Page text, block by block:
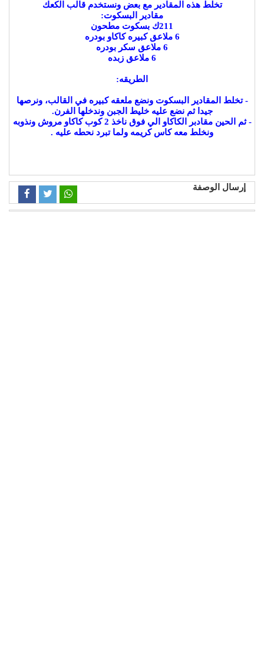
تخلط هذه المقادير مع بعض ونستخدم قالب الكعك
مقادير البسكوت:
211ك بسكوت مطحون
6 ملاعق كبيره كاكاو بودره
6 ملاعق سكر بودره
6 ملاعق زبده
الطريقه:
- تخلط المقادير البسكوت ونضع ملعقه كبيره في القالب، ونرصها
جيدا ثم نضع عليه خليط الجبن وندخلها الفرن.
- ثم الحين مقادبر الكاكاو الي فوق ناخذ 2 كوب كاكاو مروش ونذوبه
ونخلط معه كاس كريمه ولما تبرد نحطه عليه .
إرسال الوصفة